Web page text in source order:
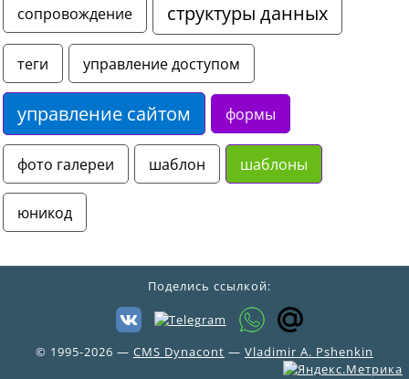
сопровождение структуры данных
теги управление доступом
управление сайтом формы
фото галереи шаблон шаблоны
юникод
© 1995-2026 — CMS Dynacont — Vladimir A. Pshenkin